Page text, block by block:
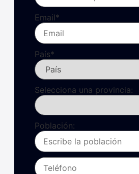
Email*
País*
Selecciona una provincia:
Población: